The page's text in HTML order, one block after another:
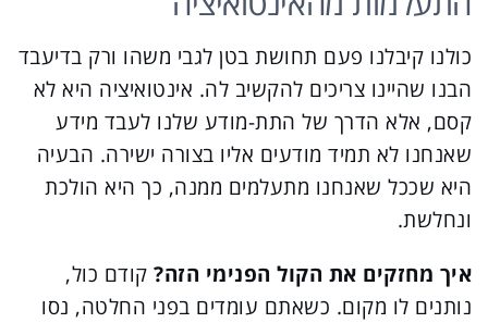
כולנו קיבלנו פעם תחושת בטן לגבי משהו ורק בדיעבד
הבנו שהיינו צריכים להקשיב לה. אינטואיציה היא לא
קסם, אלא הדרך של התת-מודע שלנו לעבד מידע
שאנחנו לא תמיד מודעים אליו בצורה ישירה. הבעיה
היא שככל שאנחנו מתעלמים ממנה, כך היא הולכת
ונחלשת.
איך מחזקים את הקול הפנימי הזה? קודם כול,
נותנים לו מקום. כשאתם עומדים בפני החלטה, נסו